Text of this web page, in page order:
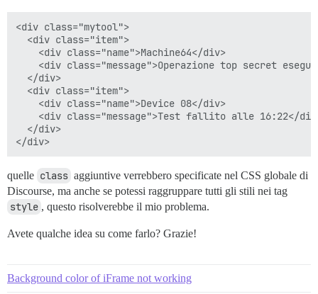
<div class="mytool">
  <div class="item">
    <div class="name">Machine64</div>
<div class="message">Operazione top secret
  </div>
  <div class="item">
    <div class="name">Device 08</div>
<div class="message">Test fallito alle 16:22</
  </div>
quelle class aggiuntive verrebbero specificate nel CSS globale di
Discourse, ma anche se potessi raggruppare tutti gli stili nei tag
style , questo risolverebbe il mio problema.
Avete qualche idea su come farlo? Grazie!
Background color of iFrame not working